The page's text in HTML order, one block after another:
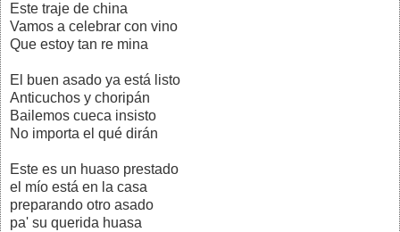
Este traje de china
Vamos a celebrar con vino
Que estoy tan re mina
El buen asado ya está listo
Anticuchos y choripán
Bailemos cueca insisto
No importa el qué dirán
Este es un huaso prestado
el mío está en la casa
preparando otro asado
pa' su querida huasa